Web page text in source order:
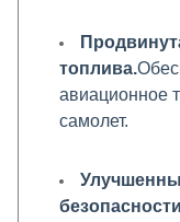
топлива.
авиационное
самолет.